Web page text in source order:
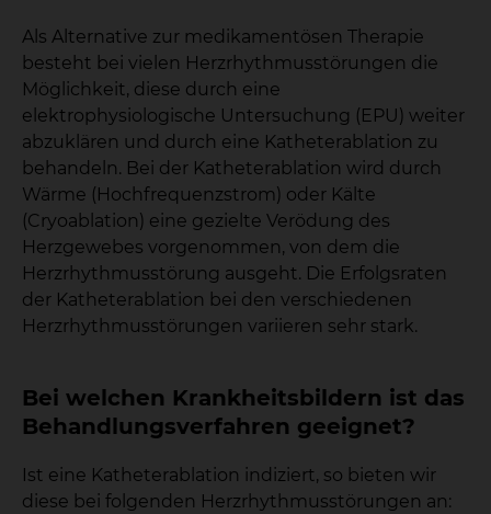
Als Alternative zur medikamentösen Therapie
besteht bei vielen Herzrhythmusstörungen die
Möglichkeit, diese durch eine
elektrophysiologische Untersuchung (EPU) weiter
abzuklären und durch eine Katheterablation zu
behandeln. Bei der Katheterablation wird durch
Wärme (Hochfrequenzstrom) oder Kälte
(Cryoablation) eine gezielte Verödung des
Herzgewebes vorgenommen, von dem die
Herzrhythmusstörung ausgeht. Die Erfolgsraten
der Katheterablation bei den verschiedenen
Herzrhythmusstörungen variieren sehr stark.
Bei welchen Krankheitsbildern ist das
Behandlungsverfahren geeignet?
Ist eine Katheterablation indiziert, so bieten wir
diese bei folgenden Herzrhythmusstörungen an: